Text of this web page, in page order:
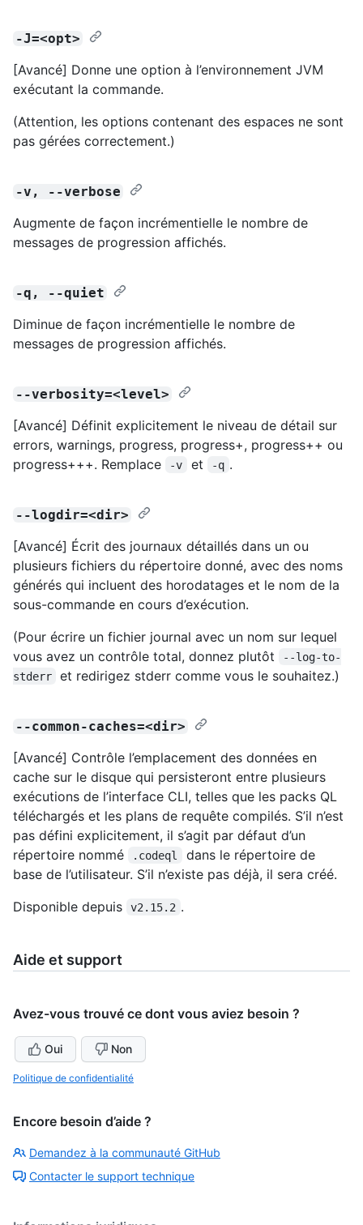
-J=<opt>
[Avancé] Donne une option à l’environnement JVM
exécutant la commande.
(Attention, les options contenant des espaces ne sont
pas gérées correctement.)
-v, --verbose
Augmente de façon incrémentielle le nombre de
messages de progression affichés.
-q, --quiet
Diminue de façon incrémentielle le nombre de
messages de progression affichés.
--verbosity=<level>
[Avancé] Définit explicitement le niveau de détail sur
errors, warnings, progress, progress+, progress++ ou
progress+++. Remplace
-v et -q .
--logdir=<dir>
[Avancé] Écrit des journaux détaillés dans un ou
plusieurs fichiers du répertoire donné, avec des noms
générés qui incluent des horodatages et le nom de la
sous-commande en cours d’exécution.
(Pour écrire un fichier journal avec un nom sur lequel
vous avez un contrôle total, donnez plutôt
--log-to-
stderr
et redirigez stderr comme vous le souhaitez.)
--common-caches=<dir>
[Avancé] Contrôle l’emplacement des données en
cache sur le disque qui persisteront entre plusieurs
exécutions de l’interface CLI, telles que les packs QL
téléchargés et les plans de requête compilés. S’il n’est
pas défini explicitement, il s’agit par défaut d’un
répertoire nommé
.codeql
dans le répertoire de
base de l’utilisateur. S’il n’existe pas déjà, il sera créé.
Disponible depuis
v2.15.2 .
Aide et support
Avez-vous trouvé ce dont vous aviez besoin ?
Oui Non
Politique de confidentialité
Encore besoin d’aide ?
Demandez à la communauté GitHub
Contacter le support technique